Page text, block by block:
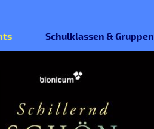
Schulklassen & Gruppen